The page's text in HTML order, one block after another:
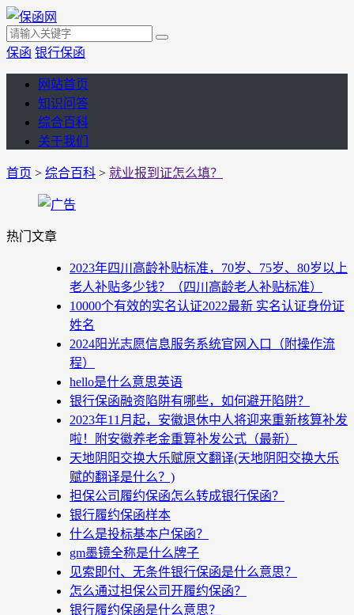
保函 银行保函
网站首页
知识问答
综合百科
关于我们
首页 > 综合百科 > 就业报到证怎么填？
热门文章
2023年四川高龄补贴标准，70岁、75岁、80岁以上
老人补贴多少钱？（四川高龄老人补贴标准）
10000个有效的实名认证2022最新 实名认证身份证
姓名
2024阳光志愿信息服务系统官网入口（附操作流
程）
hello是什么意思英语
银行保函融资陷阱有哪些，如何避开陷阱？
2023年11月起，安徽退休中人将迎来重新核算补发
啦！附安徽养老金重算补发公式（最新）
天地阴阳交换大乐赋原文翻译(天地阴阳交换大乐
赋的翻译是什么？)
担保公司履约保函怎么转成银行保函？
银行履约保函样本
什么是投标基本户保函？
gm墨镜全称是什么牌子
见索即付、无条件银行保函是什么意思？
怎么通过担保公司开履约保函？
银行履约保函是什么意思？